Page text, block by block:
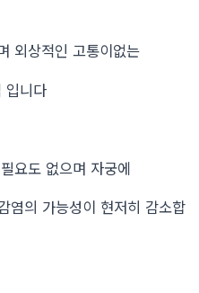
외상적인 고통이없는
입니다
요도 없으며 자궁에
염의 가능성이 현저히 감소합